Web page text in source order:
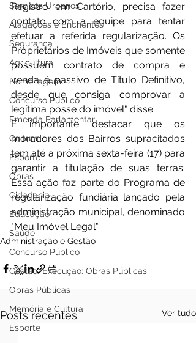
Serviços Urbanos
Alagações e Enchentes
Segurança
Agricultura
Homenagem
Concurso Público
Emenda Parlamentar
Cultura
Esporte
Obras
Cidadania
Educação
Saúde
Concurso Público
Gestão/Execução: Obras Públicas
Obras Públicas
Memória e Cultura
Esporte
Registro em Cartório, precisa fazer
contato com a equipe para tentar
efetuar a referida regularização. Os
Proprietários de Imóveis que somente
possuem contrato de compra e
venda é passivo de Título Definitivo,
desde que consiga comprovar a
legítima posse do imóvel" disse.
É importante destacar que os
moradores dos Bairros supracitados
tem até a próxima sexta-feira (17) para
garantir a titulação de suas terras.
Essa ação faz parte do Programa de
regularização fundiária lançado pela
administração municipal, denominado
"Meu Imóvel Legal"
Administração e Gestão
Posts recentes Ver tudo